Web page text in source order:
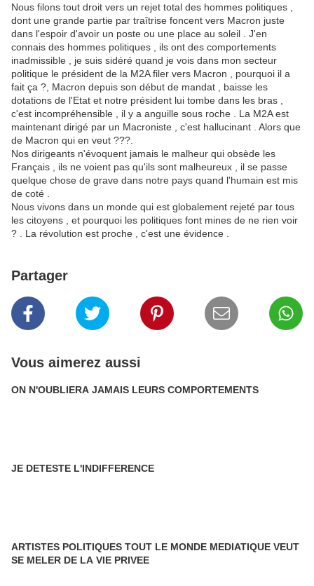
Nous filons tout droit vers un rejet total des hommes politiques ,
dont une grande partie par traîtrise foncent vers Macron juste
dans l'espoir d'avoir un poste ou une place au soleil . J'en
connais des hommes politiques , ils ont des comportements
inadmissible , je suis sidéré quand je vois dans mon secteur
politique le président de la M2A filer vers Macron , pourquoi il a
fait ça ?, Macron depuis son début de mandat , baisse les
dotations de l'Etat et notre président lui tombe dans les bras ,
c'est incompréhensible , il y a anguille sous roche . La M2A est
maintenant dirigé par un Macroniste , c'est hallucinant . Alors que
de Macron qui en veut ???.
Nos dirigeants n'évoquent jamais le malheur qui obsède les
Français , ils ne voient pas qu'ils sont malheureux , il se passe
quelque chose de grave dans notre pays quand l'humain est mis
de coté .
Nous vivons dans un monde qui est globalement rejeté par tous
les citoyens , et pourquoi les politiques font mines de ne rien voir
? . La révolution est proche , c'est une évidence .
Partager
Vous aimerez aussi
ON N'OUBLIERA JAMAIS LEURS COMPORTEMENTS
JE DETESTE L'INDIFFERENCE
ARTISTES POLITIQUES TOUT LE MONDE MEDIATIQUE VEUT
SE MELER DE LA VIE PRIVEE